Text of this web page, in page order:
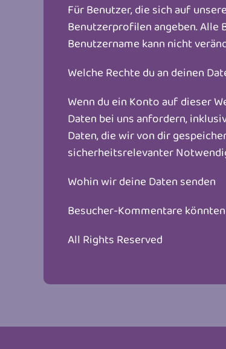
Für Benutzer, die sich auf
Benutzerprofilen angeben. Alle
Benutzername kann nicht
Welche Rechte du an deinen
Wenn du ein Konto auf dieser
Daten bei uns anfordern,
Daten, die wir von dir
sicherheitsrelevanter
Wohin wir deine Daten senden
Besucher-Kommentare
All Rights Reserved